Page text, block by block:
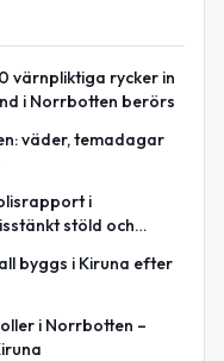
värnpliktiga rycker in
i Norrbotten berörs
väder, temadagar
i
stöld och
byggs i Kiruna efter
i Norrbotten –